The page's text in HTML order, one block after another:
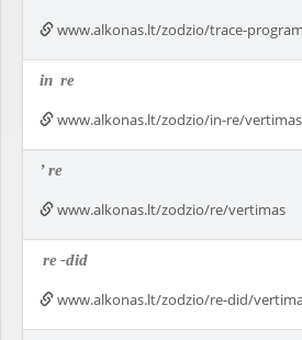
www.alkonas.lt/zodzio/trace-
in re
www.alkonas.lt/zodzio/in-re/vertimas
’re
www.alkonas.lt/zodzio/re/vertimas
re-did
www.alkonas.lt/zodzio/re-did/